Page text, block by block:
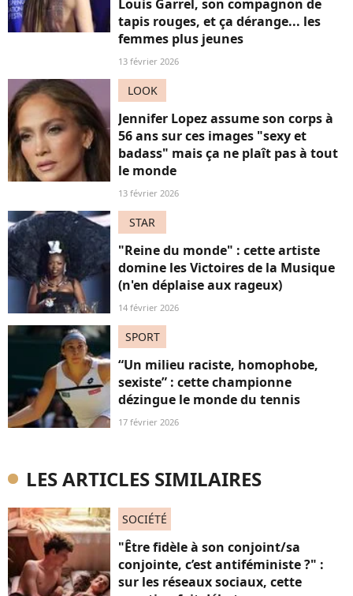
Louis Garrel, son compagnon de
tapis rouges, et ça dérange... les
femmes plus jeunes
13 février 2026
LOOK
Jennifer Lopez assume son corps à
56 ans sur ces images "sexy et
badass" mais ça ne plaît pas à tout
le monde
13 février 2026
STAR
"Reine du monde" : cette artiste
domine les Victoires de la Musique
(n'en déplaise aux rageux)
14 février 2026
SPORT
“Un milieu raciste, homophobe,
sexiste” : cette championne
dézingue le monde du tennis
17 février 2026
LES ARTICLES SIMILAIRES
SOCIÉTÉ
"Être fidèle à son conjoint/sa
conjointe, c’est antiféministe ?" :
sur les réseaux sociaux, cette